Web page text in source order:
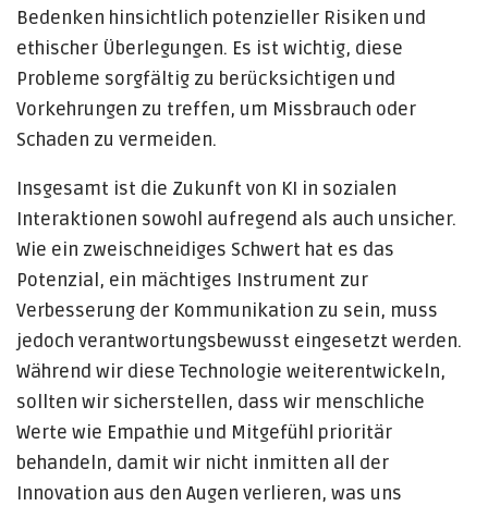
Bedenken hinsichtlich potenzieller Risiken und
ethischer Überlegungen. Es ist wichtig, diese
Probleme sorgfältig zu berücksichtigen und
Vorkehrungen zu treffen, um Missbrauch oder
Schaden zu vermeiden.
Insgesamt ist die Zukunft von KI in sozialen
Interaktionen sowohl aufregend als auch unsicher.
Wie ein zweischneidiges Schwert hat es das
Potenzial, ein mächtiges Instrument zur
Verbesserung der Kommunikation zu sein, muss
jedoch verantwortungsbewusst eingesetzt werden.
Während wir diese Technologie weiterentwickeln,
sollten wir sicherstellen, dass wir menschliche
Werte wie Empathie und Mitgefühl prioritär
behandeln, damit wir nicht inmitten all der
Innovation aus den Augen verlieren, was uns